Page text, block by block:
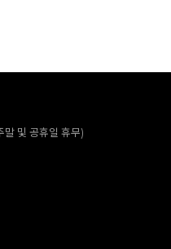
및 공휴일 휴무)